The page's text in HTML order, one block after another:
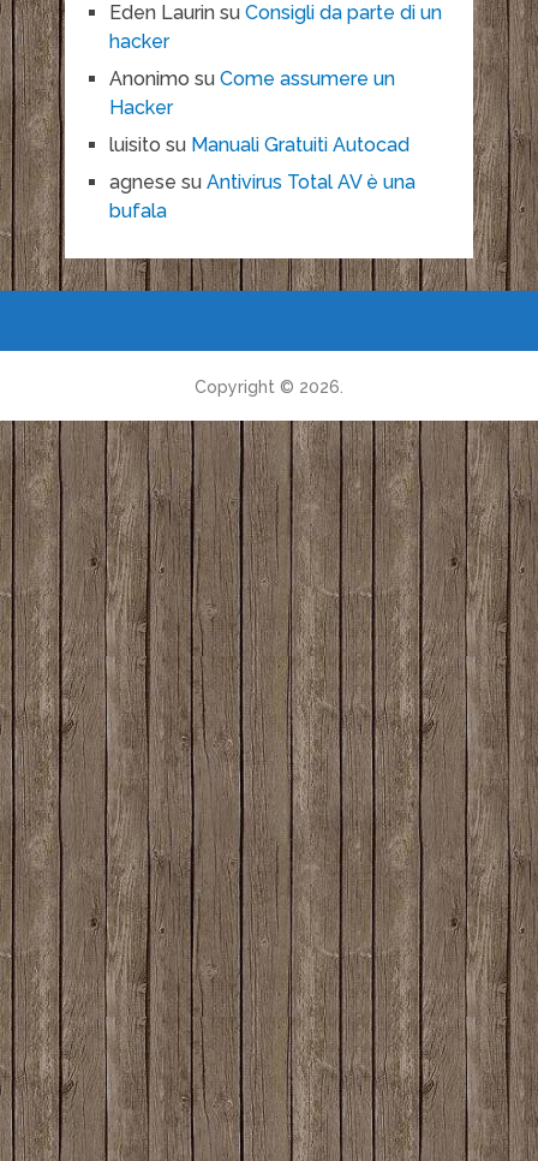
Eden Laurinsu Consigli da parte di un
hacker
Anonimo su Come assumere un
Hacker
luisito su Manuali Gratuiti Autocad
agnese su Antivirus Total AV è una
bufala
Copyright © 2026.